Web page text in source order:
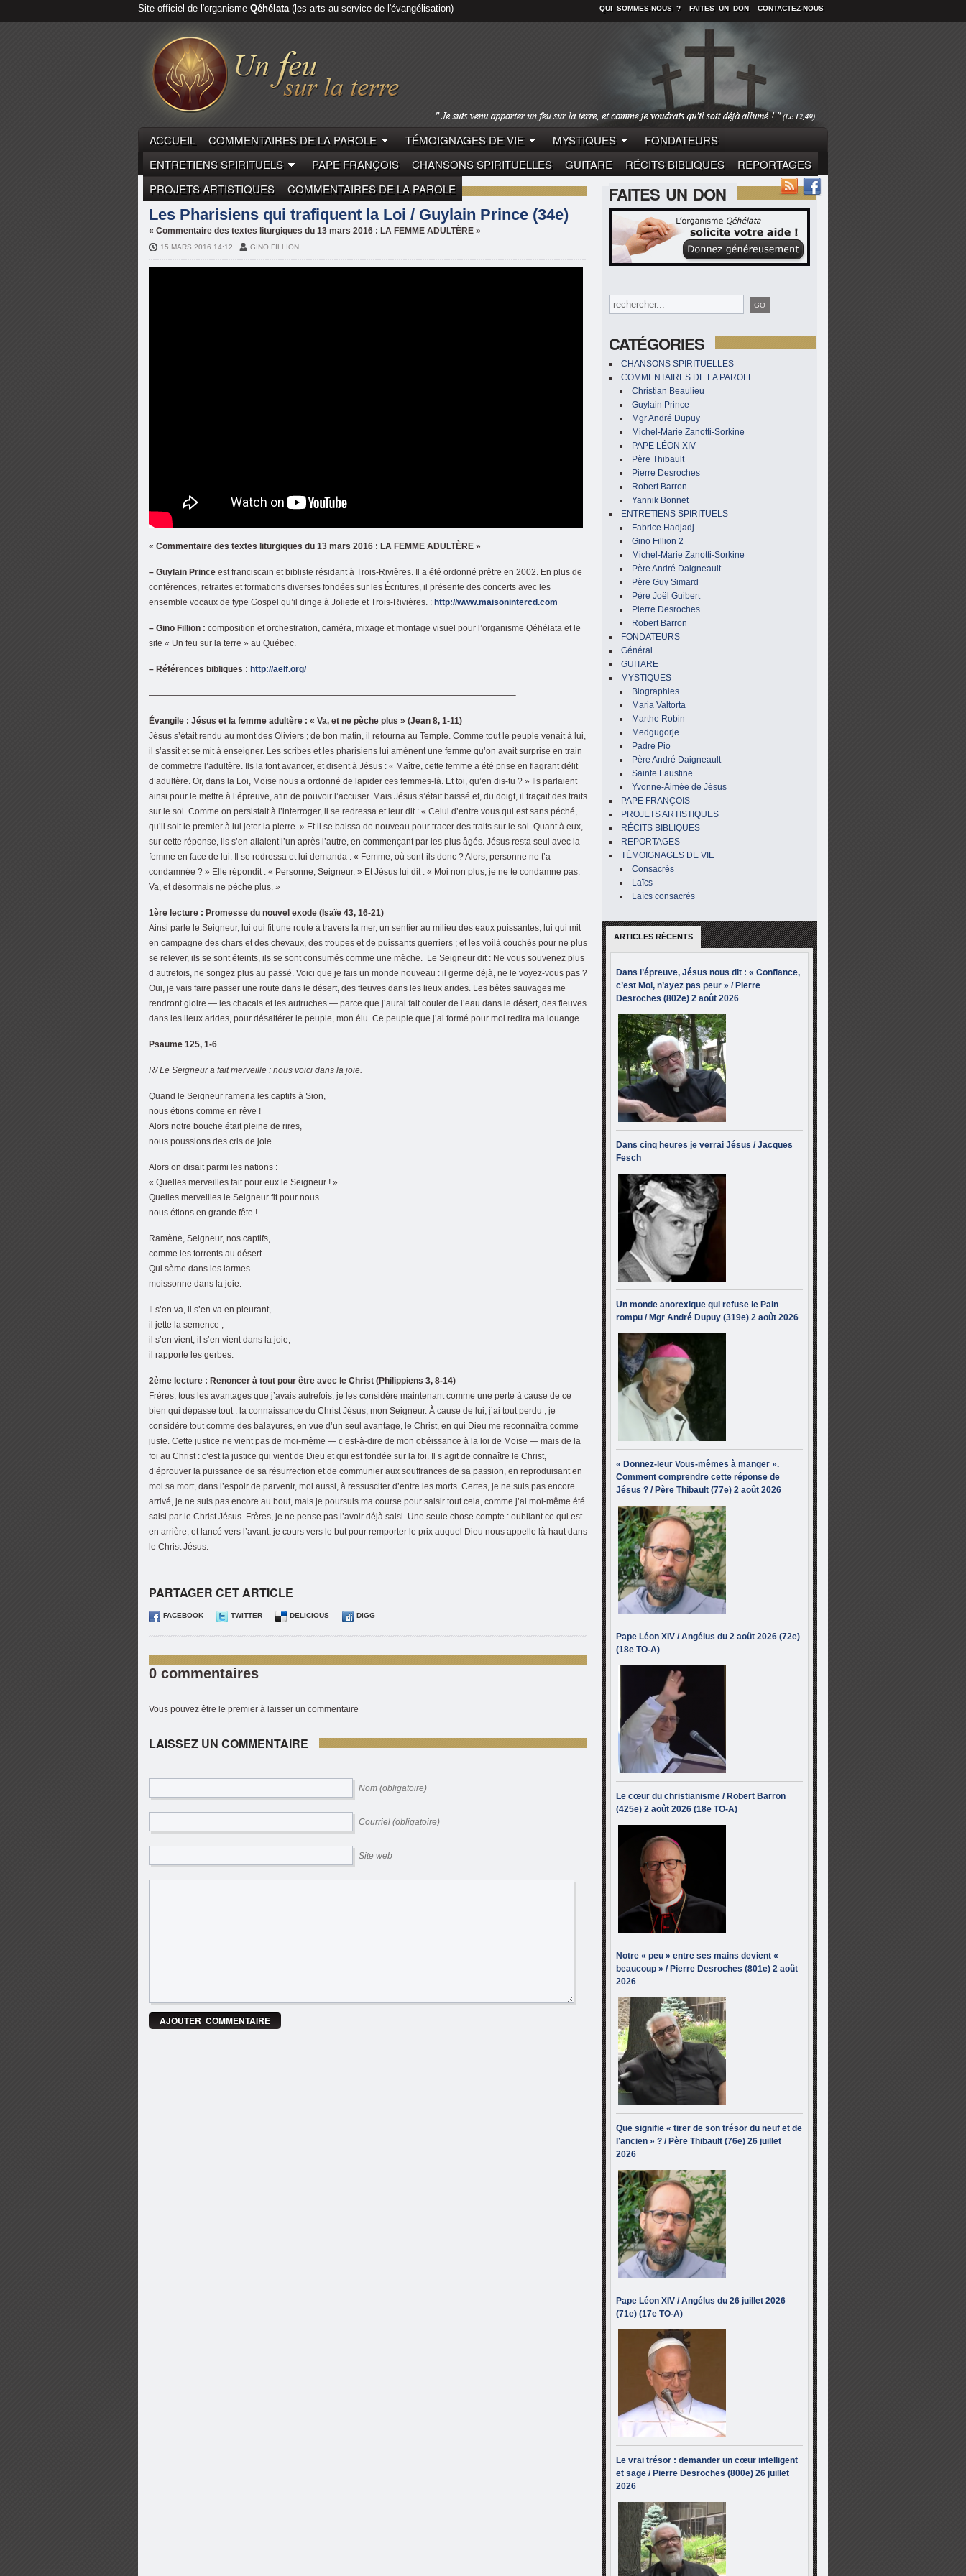
Site officiel de l'organisme Qéhélata(les arts au service de l'évangélisation) QUI SOMMES-NOUS ? FAITES UN DON CONTACTEZ-NOUS
ACCUEIL COMMENTAIRES DE LA PAROLE TÉMOIGNAGES DE VIE MYSTIQUES
FONDATEURS
ENTRETIENS SPIRITUELS
PAPE FRANÇOIS CHANSONS SPIRITUELLES GUITARE RÉCITS BIBLIQUES
REPORTAGES
PROJETS ARTISTIQUES
COMMENTAIRES DE LA PAROLE FAITES UN DON
CATÉGORIES
CHANSONS SPIRITUELLES
COMMENTAIRES DE LA PAROLE
Christian Beaulieu
Guylain Prince
Mgr André Dupuy
Michel-Marie Zanotti-Sorkine
PAPE LÉON XIV
Père Thibault
Pierre Desroches
Robert Barron
Yannik Bonnet
ENTRETIENS SPIRITUELS
Fabrice Hadjadj
Gino Fillion 2
Michel-Marie Zanotti-Sorkine
Père André Daigneault
Père Guy Simard
Père Joël Guibert
Pierre Desroches
Robert Barron
FONDATEURS
Général
GUITARE
MYSTIQUES
Biographies
Maria Valtorta
Marthe Robin
Medgugorje
Padre Pio
Père André Daigneault
Sainte Faustine
Yvonne-Aimée de Jésus
PAPE FRANÇOIS
PROJETS ARTISTIQUES
RÉCITS BIBLIQUES
REPORTAGES
TÉMOIGNAGES DE VIE
Consacrés
Laïcs
Laïcs consacrés
ARTICLES RÉCENTS
Dans l’épreuve, Jésus nous dit : « Confiance,
c’est Moi, n’ayez pas peur » / Pierre
Desroches (802e) 2 août 2026
Dans cinq heures je verrai Jésus / Jacques
Fesch
Un monde anorexique qui refuse le Pain
rompu / Mgr André Dupuy (319e) 2 août 2026
« Donnez-leur Vous-mêmes à manger ».
Comment comprendre cette réponse de
Jésus ? / Père Thibault (77e) 2 août 2026
Pape Léon XIV / Angélus du 2 août 2026 (72e)
(18e TO-A)
Le cœur du christianisme / Robert Barron
(425e) 2 août 2026 (18e TO-A)
Notre « peu » entre ses mains devient «
beaucoup » / Pierre Desroches (801e) 2 août
2026
Que signifie « tirer de son trésor du neuf et de
l’ancien » ? / Père Thibault (76e) 26 juillet
2026
Pape Léon XIV / Angélus du 26 juillet 2026
(71e) (17e TO-A)
Le vrai trésor : demander un cœur intelligent
et sage / Pierre Desroches (800e) 26 juillet
2026
COMMENTAIRES DE LA PAROLE GUYLAIN PRINCE
Les Pharisiens qui trafiquent la Loi / Guylain Prince (34e)
« Commentaire des textes liturgiques du 13 mars 2016 : LA FEMME ADULTÈRE »
15 MARS 2016 14:12 GINO FILLION
« Commentaire des textes liturgiques du 13 mars 2016 : LA FEMME ADULTÈRE »
– Guylain Prince est franciscain et bibliste résidant à Trois-Rivières. Il a été ordonné prêtre en 2002. En plus de
conférences, retraites et formations diverses fondées sur les Écritures, il présente des concerts avec les
ensemble vocaux de type Gospel qu’il dirige à Joliette et Trois-Rivières. : http://www.maisonintercd.com
– Gino Fillion : composition et orchestration, caméra, mixage et montage visuel pour l’organisme Qéhélata et le
site « Un feu sur la terre » au Québec.
– Références bibliques : http://aelf.org/
——————————————————————————————————————————–
Évangile : Jésus et la femme adultère : « Va, et ne pèche plus » (Jean 8, 1-11)
Jésus s’était rendu au mont des Oliviers ; de bon matin, il retourna au Temple. Comme tout le peuple venait à lui,
il s’assit et se mit à enseigner. Les scribes et les pharisiens lui amènent une femme qu’on avait surprise en train
de commettre l’adultère. Ils la font avancer, et disent à Jésus : « Maître, cette femme a été prise en flagrant délit
d’adultère. Or, dans la Loi, Moïse nous a ordonné de lapider ces femmes-là. Et toi, qu’en dis-tu ? » Ils parlaient
ainsi pour le mettre à l’épreuve, afin de pouvoir l’accuser. Mais Jésus s’était baissé et, du doigt, il traçait des traits
sur le sol. Comme on persistait à l’interroger, il se redressa et leur dit : « Celui d’entre vous qui est sans péché,
qu’il soit le premier à lui jeter la pierre. » Et il se baissa de nouveau pour tracer des traits sur le sol. Quant à eux,
sur cette réponse, ils s’en allaient l’un après l’autre, en commençant par les plus âgés. Jésus resta seul avec la
femme en face de lui. Il se redressa et lui demanda : « Femme, où sont-ils donc ? Alors, personne ne t’a
condamnée ? » Elle répondit : « Personne, Seigneur. » Et Jésus lui dit : « Moi non plus, je ne te condamne pas.
Va, et désormais ne pèche plus. »
1ère lecture : Promesse du nouvel exode (Isaïe 43, 16-21)
Ainsi parle le Seigneur, lui qui fit une route à travers la mer, un sentier au milieu des eaux puissantes, lui qui mit
en campagne des chars et des chevaux, des troupes et de puissants guerriers ; et les voilà couchés pour ne plus
se relever, ils se sont éteints, ils se sont consumés comme une mèche. Le Seigneur dit : Ne vous souvenez plus
d’autrefois, ne songez plus au passé. Voici que je fais un monde nouveau : il germe déjà, ne le voyez-vous pas ?
Oui, je vais faire passer une route dans le désert, des fleuves dans les lieux arides. Les bêtes sauvages me
rendront gloire — les chacals et les autruches — parce que j’aurai fait couler de l’eau dans le désert, des fleuves
dans les lieux arides, pour désaltérer le peuple, mon élu. Ce peuple que j’ai formé pour moi redira ma louange.
Psaume 125, 1-6
R/ Le Seigneur a fait merveille : nous voici dans la joie.
Quand le Seigneur ramena les captifs à Sion,
nous étions comme en rêve !
Alors notre bouche était pleine de rires,
nous poussions des cris de joie.
Alors on disait parmi les nations :
« Quelles merveilles fait pour eux le Seigneur ! »
Quelles merveilles le Seigneur fit pour nous
nous étions en grande fête !
Ramène, Seigneur, nos captifs,
comme les torrents au désert.
Qui sème dans les larmes
moissonne dans la joie.
Il s’en va, il s’en va en pleurant,
il jette la semence ;
il s’en vient, il s’en vient dans la joie,
il rapporte les gerbes.
2ème lecture : Renoncer à tout pour être avec le Christ (Philippiens 3, 8-14)
Frères, tous les avantages que j’avais autrefois, je les considère maintenant comme une perte à cause de ce
bien qui dépasse tout : la connaissance du Christ Jésus, mon Seigneur. À cause de lui, j’ai tout perdu ; je
considère tout comme des balayures, en vue d’un seul avantage, le Christ, en qui Dieu me reconnaîtra comme
juste. Cette justice ne vient pas de moi-même — c’est-à-dire de mon obéissance à la loi de Moïse — mais de la
foi au Christ : c’est la justice qui vient de Dieu et qui est fondée sur la foi. Il s’agit de connaître le Christ,
d’éprouver la puissance de sa résurrection et de communier aux souffrances de sa passion, en reproduisant en
moi sa mort, dans l’espoir de parvenir, moi aussi, à ressusciter d’entre les morts. Certes, je ne suis pas encore
arrivé, je ne suis pas encore au bout, mais je poursuis ma course pour saisir tout cela, comme j’ai moi-même été
saisi par le Christ Jésus. Frères, je ne pense pas l’avoir déjà saisi. Une seule chose compte : oubliant ce qui est
en arrière, et lancé vers l’avant, je cours vers le but pour remporter le prix auquel Dieu nous appelle là-haut dans
le Christ Jésus.
PARTAGER CET ARTICLE
FACEBOOK TWITTER DELICIOUS DIGG
0 commentaires
Vous pouvez être le premier à laisser un commentaire
LAISSEZ UN COMMENTAIRE
Nom (obligatoire)
Courriel (obligatoire)
Site web